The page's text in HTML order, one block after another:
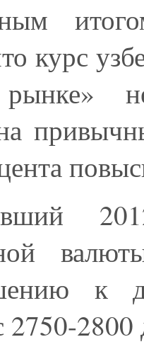
курс
рынке»
к
2750-